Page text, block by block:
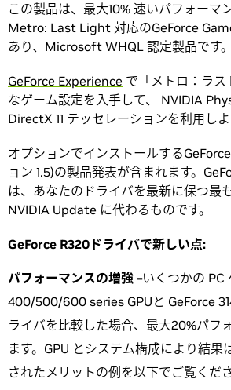
この製品は、最大10% 速いパフォーマ
Metro: Last Light 対応のGeForce
あり、Microsoft WHQL 認定製品です。
GeForce Experience で「メトロ：ラ
なゲーム設定を入手して、 NVIDIA
DirectX 11 テッセレーションを利用しよ
オプションでインストールする
ョン 1.5)の製品発表が含まれます。
は、あなたのドライバを最新に保つ最
NVIDIA Update に代わるものです。
GeForce R320ドライバで新しい点:
パフォーマンスの増強 –いくつかの PC
400/500/600 series GPUと GeForce
ライバを比較した場合、最大20%パフ
ます。GPU とシステム構成により結果
されたメリットの例を以下でご覧くださ